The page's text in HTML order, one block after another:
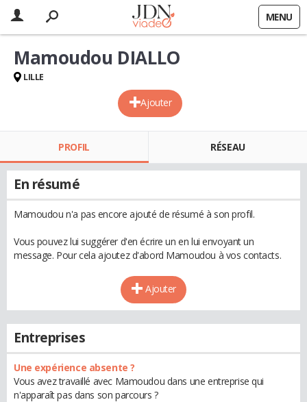
MENU
Ajouter
Mamoudou DIALLO
LILLE
PROFIL RÉSEAU
En résumé
Mamoudou n'a pas encore ajouté de résumé à son profil.
Vous pouvez lui suggérer d'en écrire un en lui envoyant un
message. Pour cela ajoutez d'abord Mamoudou à vos contacts.
Ajouter
Entreprises
Une expérience absente ?
Vous avez travaillé avec Mamoudou dans une entreprise qui
n'apparaît pas dans son parcours ?